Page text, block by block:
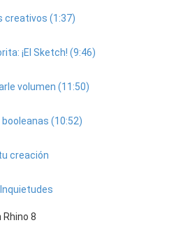
creativos (1:37)
¡El Sketch! (9:46)
volumen (11:50)
(10:52)
creación
8